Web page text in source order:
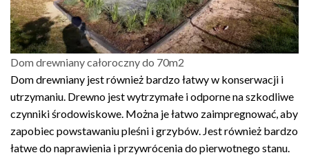
Dom drewniany całoroczny do 70m2
Dom drewniany jest również bardzo łatwy w konserwacji i
utrzymaniu. Drewno jest wytrzymałe i odporne na szkodliwe
czynniki środowiskowe. Można je łatwo zaimpregnować, aby
zapobiec powstawaniu pleśni i grzybów. Jest również bardzo
łatwe do naprawienia i przywrócenia do pierwotnego stanu.